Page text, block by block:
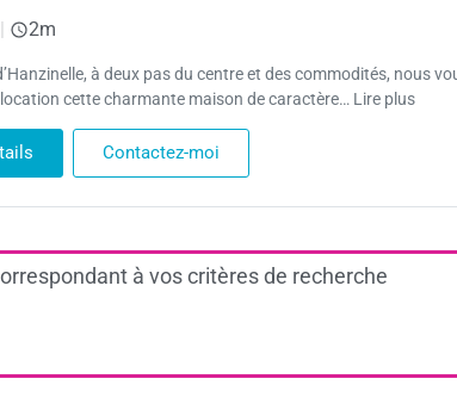
| 2m
à deux pas du centre et des commodités, nous
cette charmante maison de caractère… Lire plus
Contactez-moi
à vos critères de recherche